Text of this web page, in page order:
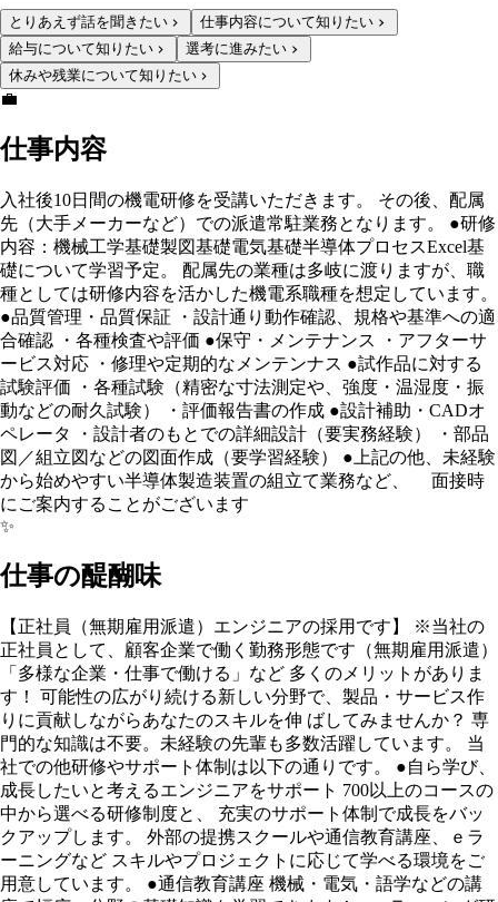
とりあえず話を聞きたい
仕事内容について知りたい
給与について知りたい
選考に進みたい
休みや残業について知りたい
💼
仕事内容
入社後10日間の機電研修を受講いただきます。 その後、配属
先（大手メーカーなど）での派遣常駐業務となります。 ●研修
内容：機械工学基礎製図基礎電気基礎半導体プロセスExcel基
礎について学習予定。 配属先の業種は多岐に渡りますが、職
種としては研修内容を活かした機電系職種を想定しています。
●品質管理・品質保証 ・設計通り動作確認、規格や基準への適
合確認 ・各種検査や評価 ●保守・メンテナンス ・アフターサ
ービス対応 ・修理や定期的なメンテンナス ●試作品に対する
試験評価 ・各種試験（精密な寸法測定や、強度・温湿度・振
動などの耐久試験） ・評価報告書の作成 ●設計補助・CADオ
ペレータ ・設計者のもとでの詳細設計（要実務経験） ・部品
図／組立図などの図面作成（要学習経験） ●上記の他、未経験
から始めやすい半導体製造装置の組立て業務など、 面接時
にご案内することがございます
✨
仕事の醍醐味
【正社員（無期雇用派遣）エンジニアの採用です】 ※当社の
正社員として、顧客企業で働く勤務形態です（無期雇用派遣）
「多様な企業・仕事で働ける」など 多くのメリットがありま
す！ 可能性の広がり続ける新しい分野で、製品・サービス作
りに貢献しながらあなたのスキルを伸 ばしてみませんか？ 専
門的な知識は不要。未経験の先輩も多数活躍しています。 当
社での他研修やサポート体制は以下の通りです。 ●自ら学び、
成長したいと考えるエンジニアをサポート 700以上のコースの
中から選べる研修制度と、 充実のサポート体制で成長をバッ
クアップします。 外部の提携スクールや通信教育講座、ｅラ
ーニングなど スキルやプロジェクトに応じて学べる環境をご
用意しています。 ●通信教育講座 機械・電気・語学などの講